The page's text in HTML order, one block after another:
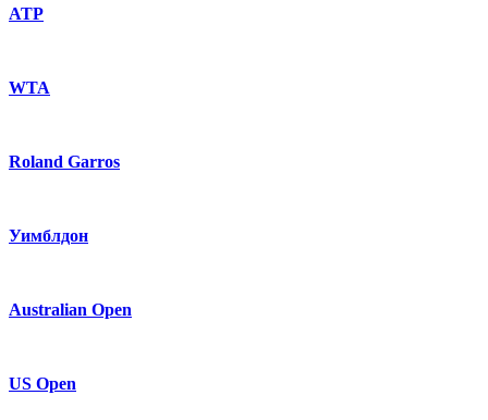
ATP
WTA
Roland Garros
Уимблдон
Australian Open
US Open